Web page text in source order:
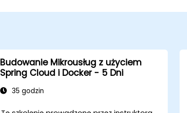
Budowanie Mikrousług z użyciem
Spring Cloud i Docker - 5 Dni
35 godzin